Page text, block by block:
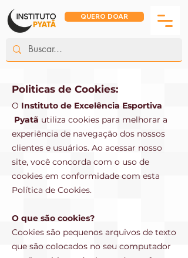
QUERO DOAR
Politicas de Cookies:
O Instituto de Excelência Esportiva
Pyatã utiliza cookies para melhorar a
experiência de navegação dos nossos
clientes e usuários. Ao acessar nosso
site, você concorda com o uso de
cookies em conformidade com esta
Política de Cookies.
O que são cookies?
Cookies são pequenos arquivos de texto
que são colocados no seu computador